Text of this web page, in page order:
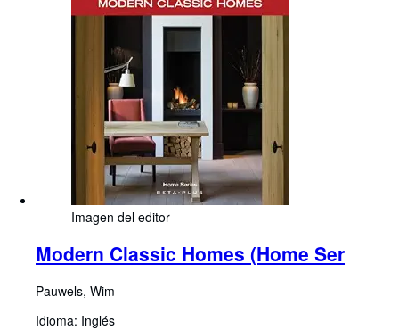
Imagen del editor
Modern Classic Homes (Home Ser
Pauwels, Wim
Idioma: Inglés